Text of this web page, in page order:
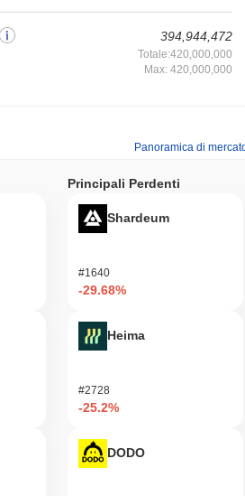
394,944,472
Totale:420,000,000
Max: 420,000,000
Panoramica di
Principali Perdenti
Shardeum
#1640
-29.68%
Heima
#2728
-25.2%
DODO